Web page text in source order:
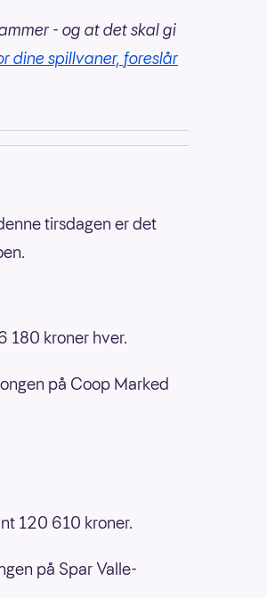
- og at det skal gi
dine spillvaner, foreslår
tirsdagen er det
180 kroner hver.
på Coop Marked
120 610 kroner.
på Spar Valle-